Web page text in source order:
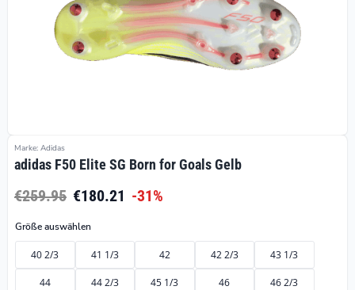
Marke: Adidas
adidas F50 Elite SG Born for Goals Gelb
€259.95 €180.21 -31%
Größe auswählen
40 2/3 41 1/3 42 42 2/3 43 1/3
44 44 2/3 45 1/3 46 46 2/3